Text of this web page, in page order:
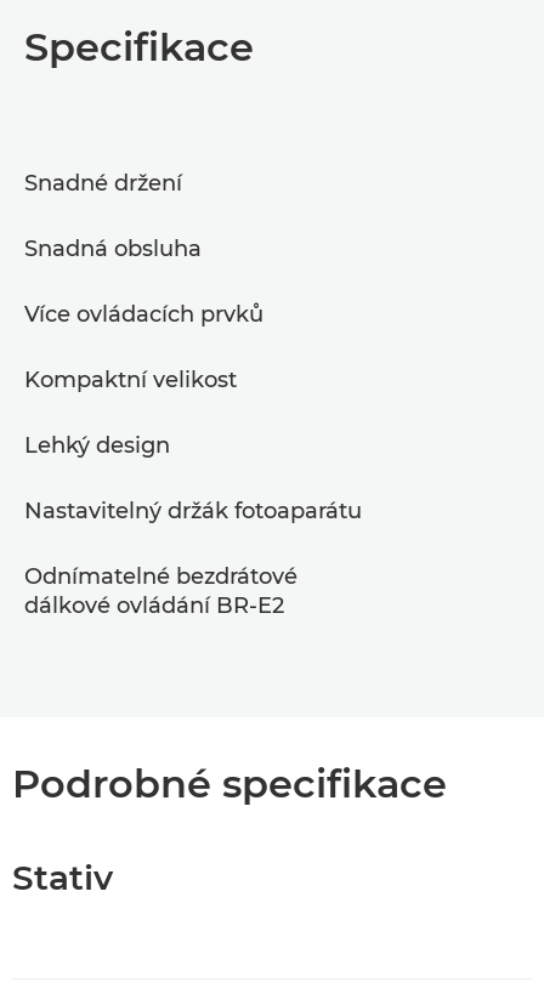
Specifikace
Specifikace
Snadné držení
Snadná obsluha
Více ovládacích prvků
Kompaktní velikost
Lehký design
Nastavitelný držák fotoaparátu
Odnímatelné bezdrátové
dálkové ovládání BR-E2
Podrobné specifikace
Stativ